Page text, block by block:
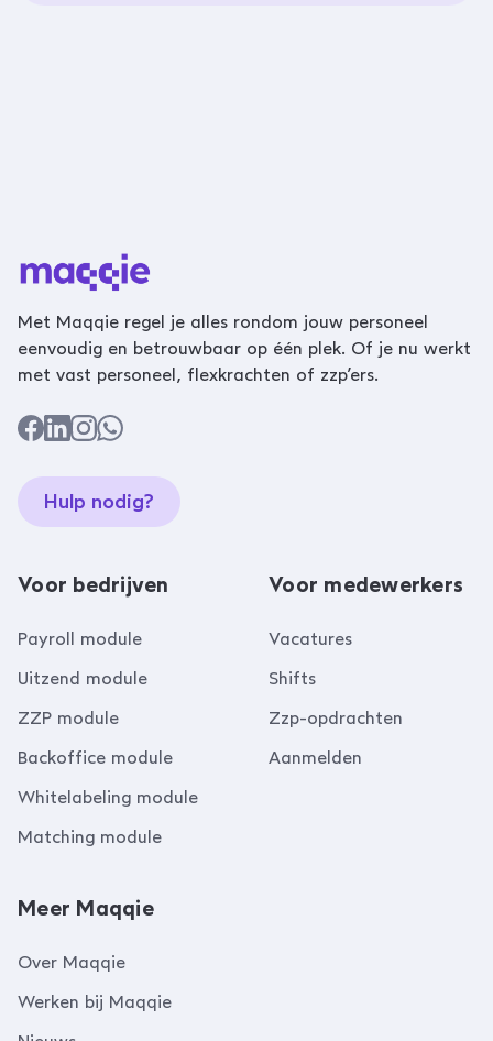
Met Maqqie regel je alles rondom jouw personeel
eenvoudig en betrouwbaar op één plek. Of je nu werkt
met vast personeel, flexkrachten of zzp’ers.
Hulp nodig?
Voor bedrijven
Payroll module
Uitzend module
ZZP module
Backoffice module
Whitelabeling module
Matching module
Voor medewerkers
Vacatures
Shifts
Zzp-opdrachten
Aanmelden
Meer Maqqie
Over Maqqie
Werken bij Maqqie